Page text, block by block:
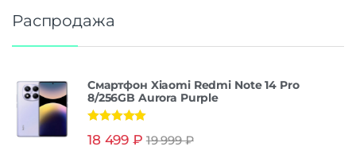
Распродажа
Смартфон Xiaomi Redmi Note 14 Pro
8/256GB Aurora Purple
из 5
18 499 ₽ 19 999₽